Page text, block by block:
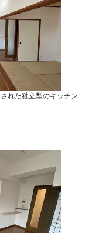
れた独立型のキッチン